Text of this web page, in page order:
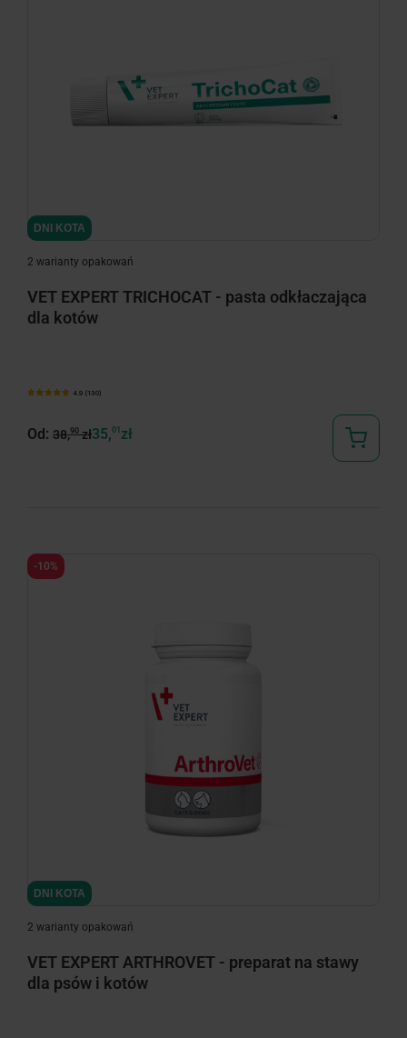
DNI KOTA
2 warianty opakowań
VET EXPERT TRICHOCAT - pasta odkłaczająca
dla kotów
4.9 (130)
Od: 38,90zł35,01 zł
DNI KOTA
2 warianty opakowań
VET EXPERT ARTHROVET - preparat na stawy
dla psów i kotów
-10%